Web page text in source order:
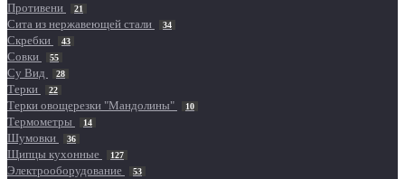
Противени 21
Сита из нержавеющей стали 34
Скребки 43
Совки 55
Су Вид 28
Терки 22
Терки овощерезки "Мандолины" 10
Термометры 14
Шумовки 36
Щипцы кухонные 127
Электрооборудование 53